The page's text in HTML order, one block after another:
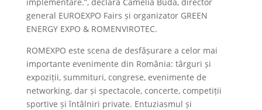
general EUROEXPO Fairs și organizator GREEN
ENERGY EXPO & ROMENVIROTEC.
ROMEXPO este scena de desfășurare a celor mai
importante evenimente din România: târguri și
expoziții, summituri, congrese, evenimente de
networking, dar și spectacole, concerte, competiții
sportive și întâlniri private. Entuziasmul și